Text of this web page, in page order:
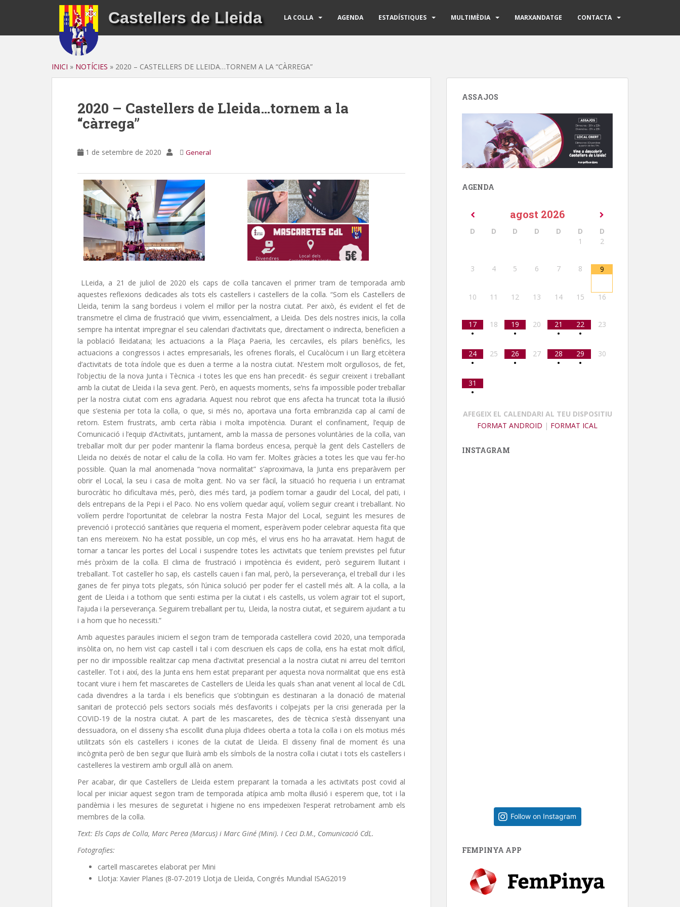
Castellers de Lleida LA COLLA AGENDA ESTADÍSTIQUES MULTIMÈDIA MARXANDATGE CONTACTA
INICI » NOTÍCIES » 2020 – CASTELLERS DE LLEIDA…TORNEM A LA “CÀRREGA”
2020 – Castellers de Lleida…tornem a la
“càrrega”
1 de setembre de 2020 General
LLeida, a 21 de juliol de 2020 els caps de colla tancaven el primer tram de temporada amb
aquestes reflexions dedicades als tots els castellers i castellers de la colla. “Som els Castellers de
Lleida, tenim la sang bordeus i volem el millor per la nostra ciutat. Per això, és evident el fet de
transmetre el clima de frustració que vivim, essencialment, a Lleida. Des dels nostres inicis, la colla
sempre ha intentat impregnar el seu calendari d’activitats que, directament o indirecta, beneficien a
la població lleidatana; les actuacions a la Plaça Paeria, les cercaviles, els pilars benèfics, les
actuacions a congressos i actes empresarials, les ofrenes florals, el Cucalòcum i un llarg etcètera
d’activitats de tota índole que es duen a terme a la nostra ciutat. N’estem molt orgullosos, de fet,
l’objectiu de la nova Junta i Tècnica -i totes les que ens han precedit- és seguir creixent i treballant
amb la ciutat de Lleida i la seva gent. Però, en aquests moments, se’ns fa impossible poder treballar
per la nostra ciutat com ens agradaria. Aquest nou rebrot que ens afecta ha truncat tota la il·lusió
que s’estenia per tota la colla, o que, si més no, aportava una forta embranzida cap al camí de
retorn. Estem frustrats, amb certa ràbia i molta impotència. Durant el confinament, l’equip de
Comunicació i l’equip d’Activitats, juntament, amb la massa de persones voluntàries de la colla, van
treballar molt dur per poder mantenir la flama bordeus encesa, perquè la gent dels Castellers de
Lleida no deixés de notar el caliu de la colla. Ho vam fer. Moltes gràcies a totes les que vau fer-ho
possible. Quan la mal anomenada “nova normalitat” s’aproximava, la Junta ens preparàvem per
obrir el Local, la seu i casa de molta gent. No va ser fàcil, la situació ho requeria i un entramat
burocràtic ho dificultava més, però, dies més tard, ja podíem tornar a gaudir del Local, del pati, i
dels entrepans de la Pepi i el Paco. No ens volíem quedar aquí, volíem seguir creant i treballant. No
volíem perdre l’oportunitat de celebrar la nostra Festa Major del Local, seguint les mesures de
prevenció i protecció sanitàries que requeria el moment, esperàvem poder celebrar aquesta fita que
tan ens mereixem. No ha estat possible, un cop més, el virus ens ho ha arravatat. Hem hagut de
tornar a tancar les portes del Local i suspendre totes les activitats que teníem previstes pel futur
més pròxim de la colla. El clima de frustració i impotència és evident, però seguirem lluitant i
treballant. Tot casteller ho sap, els castells cauen i fan mal, però, la perseverança, el treball dur i les
ganes de fer pinya tots plegats, són l’única solució per poder fer el castell més alt. A la colla, a la
gent de Lleida i a tothom que senti estima per la ciutat i els castells, us volem agrair tot el suport,
l’ajuda i la perseverança. Seguirem treballant per tu, Lleida, la nostra ciutat, et seguirem ajudant a tu
i a hom que ho necessiti.”
Amb aquestes paraules iniciem el segon tram de temporada castellera covid 2020, una temporada
insòlita on, no hem vist cap castell i tal i com descriuen els caps de colla, ens ha estat molt difícil,
per no dir impossible realitzar cap mena d’activitat presencial a la nostra ciutat ni arreu del territori
casteller. Tot i així, des la Junta ens hem estat preparant per aquesta nova normalitat que ens està
tocant viure i hem fet mascaretes de Castellers de Lleida les quals s’han anat venent al local de CdL
cada divendres a la tarda i els beneficis que s’obtinguin es destinaran a la donació de material
sanitari de protecció pels sectors socials més desfavorits i colpejats per la crisi generada per la
COVID-19 de la nostra ciutat. A part de les mascaretes, des de tècnica s’està dissenyant una
dessuadora, on el disseny s’ha escollit d’una pluja d’idees oberta a tota la colla i on els motius més
utilitzats són els castellers i icones de la ciutat de Lleida. El disseny final de moment és una
incògnita però de ben segur que lluirà amb els símbols de la nostra colla i ciutat i tots els castellers i
castelleres la vestirem amb orgull allà on anem.
Per acabar, dir que Castellers de Lleida estem preparant la tornada a les activitats post covid al
local per iniciar aquest segon tram de temporada atípica amb molta il·lusió i esperem que, tot i la
pandèmia i les mesures de seguretat i higiene no ens impedeixen l’esperat retrobament amb els
membres de la colla.
Text: Els Caps de Colla, Marc Perea (Marcus) i Marc Giné (Mini). I Ceci D.M., Comunicació CdL.
Fotografies:
cartell mascaretes elaborat per Mini
Llotja: Xavier Planes (8-07-2019 Llotja de Lleida, Congrés Mundial ISAG2019
ASSAJOS
AGENDA
agost 2026
D D D D D D
D
1
2
3 4 5 6 7 8 9
10 11 12 13 14 15 16
17
•
18
19
•
20
21
•
22
•
23
24
•
25
26
•
27
28
•
29
•
30
31
•
AFEGEIX EL CALENDARI AL TEU DISPOSITIU
FORMAT ANDROID | FORMAT ICAL
INSTAGRAM
Follow on Instagram
FEMPINYA APP